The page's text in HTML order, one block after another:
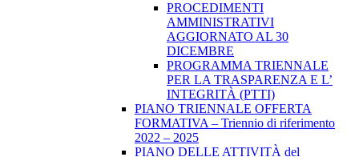
PROCEDIMENTI
AMMINISTRATIVI
AGGIORNATO AL 30
DICEMBRE
PROGRAMMA TRIENNALE
PER LA TRASPARENZA E L’
INTEGRITÀ (PTTI)
PIANO TRIENNALE OFFERTA
FORMATIVA – Triennio di riferimento
2022 – 2025
PIANO DELLE ATTIVITÀ del